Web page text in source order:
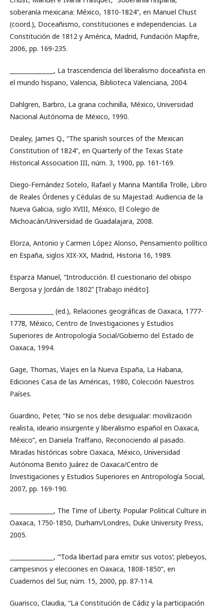
soberanía mexicana: México, 1810-1824”, en Manuel Chust
(coord.), Doceañismo, constituciones e independencias. La
Constitución de 1812 y América, Madrid, Fundación Mapfre,
2006, pp. 169-235.
_______________, La trascendencia del liberalismo doceañista en
el mundo hispano, Valencia, Biblioteca Valenciana, 2004.
Dahlgren, Barbro, La grana cochinilla, México, Universidad
Nacional Autónoma de México, 1990.
Dealey, James Q., “The spanish sources of the Mexican
Constitution of 1824”, en Quarterly of the Texas State
Historical Association III, núm. 3, 1900, pp. 161-169.
Diego-Fernández Sotelo, Rafael y Marina Mantilla Trolle, Libro
de Reales Órdenes y Cédulas de su Majestad: Audiencia de la
Nueva Galicia, siglo XVIII, México, El Colegio de
Michoacán/Universidad de Guadalajara, 2008.
Elorza, Antonio y Carmen López Alonso, Pensamiento político
en España, siglos XIX-XX, Madrid, Historia 16, 1989.
Esparza Manuel, “Introducción. El cuestionario del obispo
Bergosa y Jordán de 1802” [Trabajo inédito].
_______________ (ed.), Relaciones geográficas de Oaxaca, 1777-
1778, México, Centro de Investigaciones y Estudios
Superiores de Antropología Social/Gobierno del Estado de
Oaxaca, 1994.
Gage, Thomas, Viajes en la Nueva España, La Habana,
Ediciones Casa de las Américas, 1980, Colección Nuestros
Países.
Guardino, Peter, “No se nos debe desigualar: movilización
realista, ideario insurgente y liberalismo español en Oaxaca,
México”, en Daniela Traffano, Reconociendo al pasado.
Miradas históricas sobre Oaxaca, México, Universidad
Autónoma Benito Juárez de Oaxaca/Centro de
Investigaciones y Estudios Superiores en Antropología Social,
2007, pp. 169-190.
_______________, The Time of Liberty. Popular Political Culture in
Oaxaca, 1750-1850, Durham/Londres, Duke University Press,
2005.
_______________, “‘Toda libertad para emitir sus votos’; plebeyos,
campesinos y elecciones en Oaxaca, 1808-1850”, en
Cuadernos del Sur, núm. 15, 2000, pp. 87-114.
Guarisco, Claudia, “La Constitución de Cádiz y la participación